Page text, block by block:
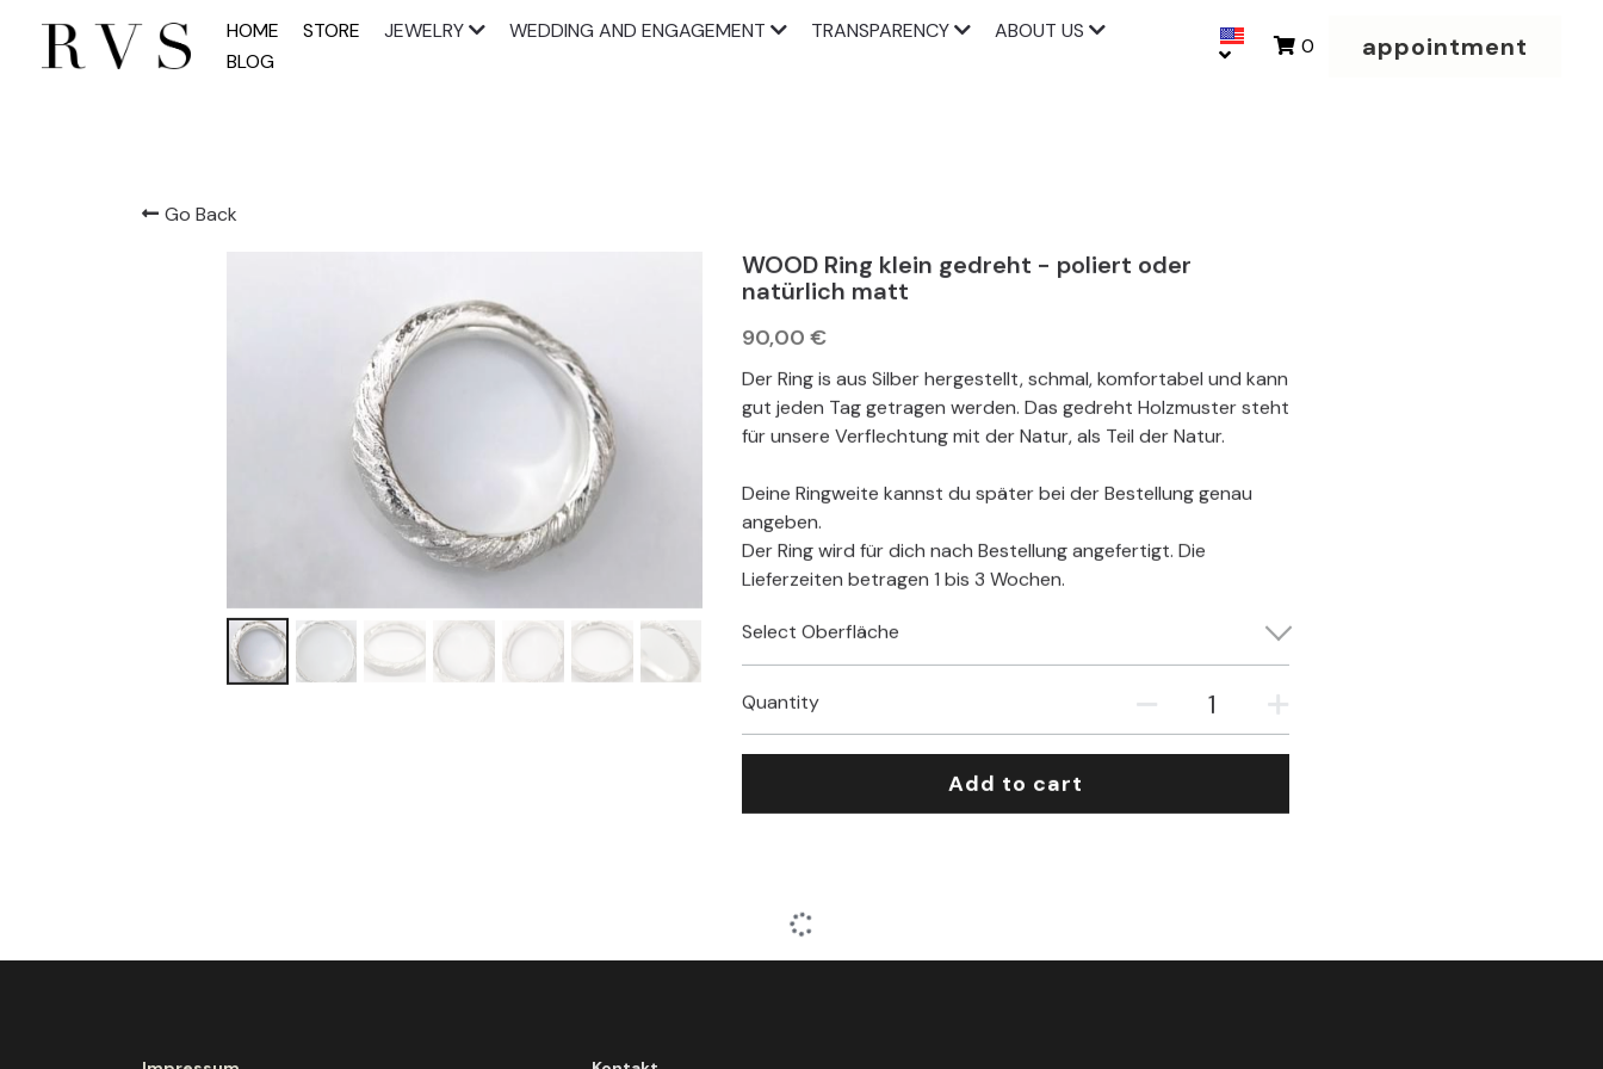
HOME STORE JEWELRY WEDDING AND ENGAGEMENT TRANSPARENCY
ABOUT US
BLOG
0 appointment
Go Back
WOOD Ring klein gedreht - poliert oder
natürlich matt
90,00 €
Der Ring is aus Silber hergestellt, schmal, komfortabel und kann
gut jeden Tag getragen werden. Das gedreht Holzmuster steht
für unsere Verflechtung mit der Natur, als Teil der Natur.
Deine Ringweite kannst du später bei der Bestellung genau
angeben.
Der Ring wird für dich nach Bestellung angefertigt. Die
Lieferzeiten betragen 1 bis 3 Wochen.
Select Oberfläche
Quantity
Add to cart